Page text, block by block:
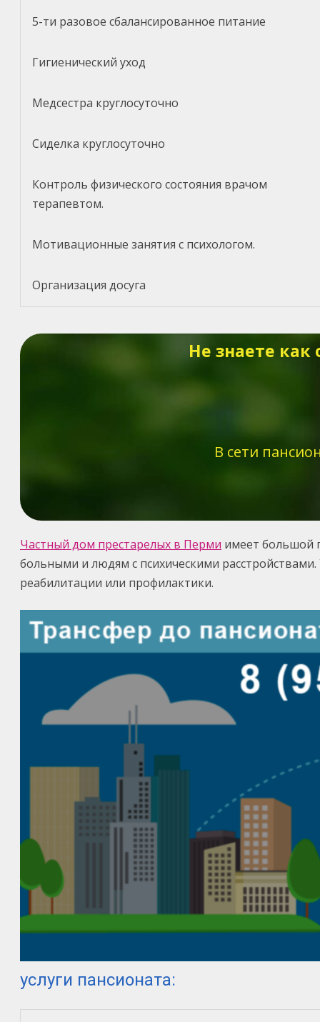
5-ти разовое сбалансированное питание
Гигиенический уход
Медсестра круглосуточно
Сиделка круглосуточно
Контроль физического состояния врачом
терапевтом.
Мотивационные занятия с психологом.
Организация досуга
Не знаете
В сети
Частный дом престарелых в Перми имеет большой
больными и людям с психическими
реабилитации или профилактики.
услуги пансионата: